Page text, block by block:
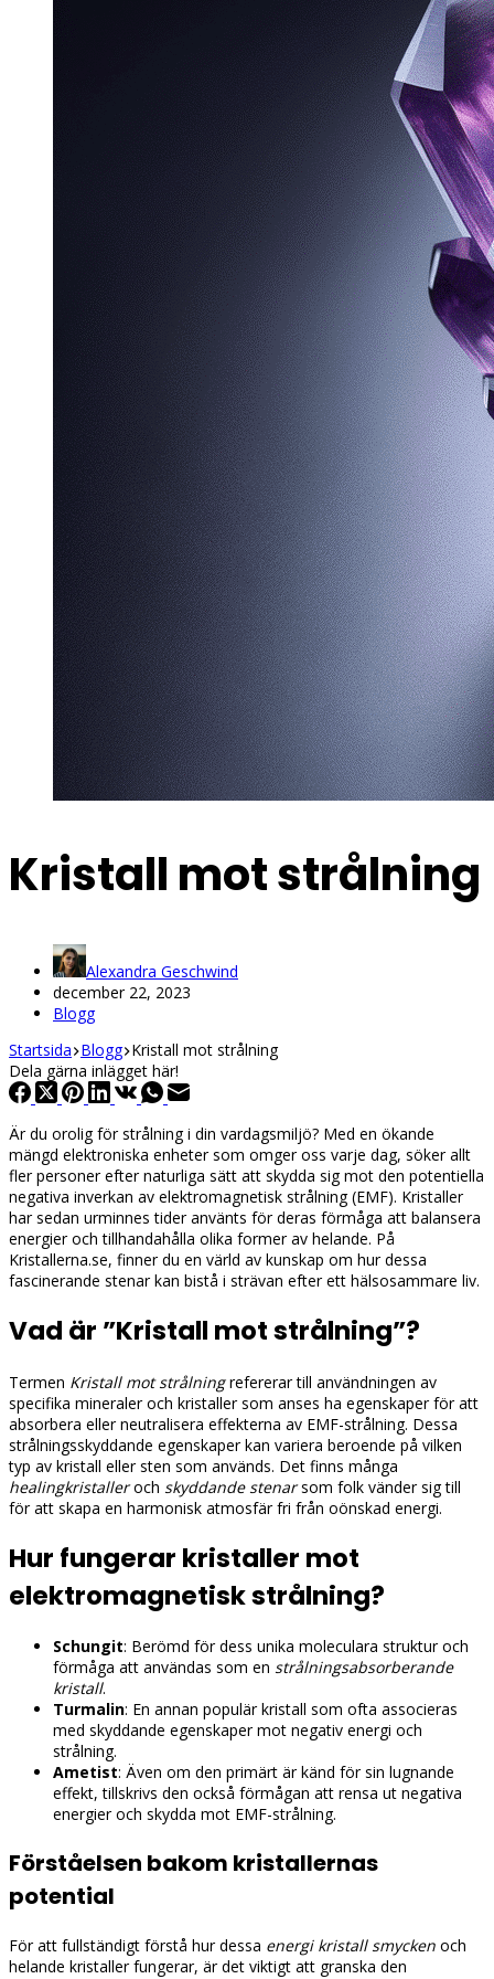
Kristall mot strålning
Alexandra Geschwind
december 22, 2023
Blogg
Startsida Blogg Kristall mot strålning
Dela gärna inlägget här!
Är du orolig för strålning i din vardagsmiljö? Med en ökande
mängd elektroniska enheter som omger oss varje dag, söker allt
fler personer efter naturliga sätt att skydda sig mot den potentiella
negativa inverkan av elektromagnetisk strålning (EMF). Kristaller
har sedan urminnes tider använts för deras förmåga att balansera
energier och tillhandahålla olika former av helande. På
Kristallerna.se, finner du en värld av kunskap om hur dessa
fascinerande stenar kan bistå i strävan efter ett hälsosammare liv.
Vad är ”Kristall mot strålning”?
Termen Kristall mot strålningrefererar till användningen av
specifika mineraler och kristaller som anses ha egenskaper för att
absorbera eller neutralisera effekterna av EMF-strålning. Dessa
strålningsskyddande egenskaper kan variera beroende på vilken
typ av kristall eller sten som används. Det finns många
healingkristalleroch skyddande stenarsom folk vänder sig till
för att skapa en harmonisk atmosfär fri från oönskad energi.
Hur fungerar kristaller mot
elektromagnetisk strålning?
Schungit: Berömd för dess unika moleculara struktur och
förmåga att användas som en strålningsabsorberande
kristall.
Turmalin: En annan populär kristall som ofta associeras
med skyddande egenskaper mot negativ energi och
strålning.
Ametist: Även om den primärt är känd för sin lugnande
effekt, tillskrivs den också förmågan att rensa ut negativa
energier och skydda mot EMF-strålning.
Förståelsen bakom kristallernas
potential
För att fullständigt förstå hur dessa energi kristall smycken och
helande kristaller fungerar, är det viktigt att granska den